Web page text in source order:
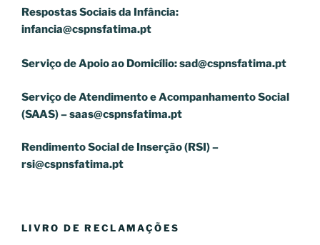
Respostas Sociais da Infância:
infancia@cspnsfatima.pt
Serviço de Apoio ao Domicílio:sad@cspnsfatima.pt
Serviço de Atendimento e Acompanhamento Social
(SAAS) –saas@cspnsfatima.pt
Rendimento Social de Inserção (RSI) –
rsi@cspnsfatima.pt
LIVRO DE RECLAMAÇÕES